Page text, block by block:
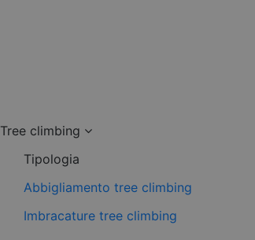
Tree climbing
Tipologia
Abbigliamento tree climbing
Imbracature tree climbing